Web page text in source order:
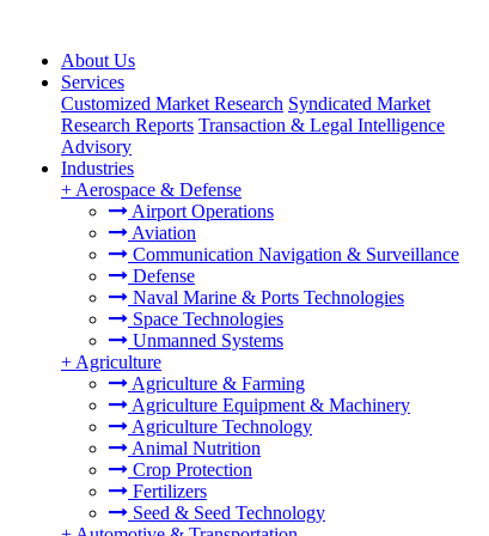
About Us
Services
Customized Market Research Syndicated Market
Research Reports Transaction & Legal Intelligence
Advisory
Industries
+ Aerospace & Defense
Airport Operations
Aviation
Communication Navigation & Surveillance
Defense
Naval Marine & Ports Technologies
Space Technologies
Unmanned Systems
+ Agriculture
Agriculture & Farming
Agriculture Equipment & Machinery
Agriculture Technology
Animal Nutrition
Crop Protection
Fertilizers
Seed & Seed Technology